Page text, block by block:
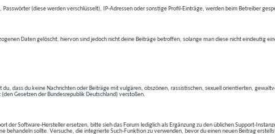
(diese werden verschlüsselt), IP-Adressen oder sonstige Profil-Einträge, werden beim Betreiber
Daten gelöscht, hiervon sind jedoch nicht deine Beiträge betroffen, solange man diese nicht eindeutig
dass du keine Nachrichten oder Beiträge mit vulgären, obszönen, rassistischen, sexuell orientierten,
Gesetzen der Bundesrepublik Deutschland) verstoßen.
der Software-Hersteller ersetzen, bitte sieh das Forum lediglich als Ergänzung zu den üblichen Support-
behandeln sollte. Versuche, die integrierte Such-Funktion zu verwenden, bevor du einen neuen Beitrag